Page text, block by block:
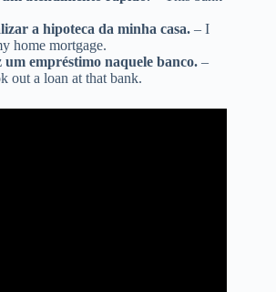
a hipoteca da minha casa. – I
home mortgage.
empréstimo naquele banco. –
out a loan at that bank.